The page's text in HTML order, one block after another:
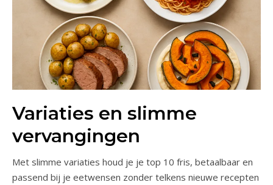
Variaties en slimme
vervangingen
Met slimme variaties houd je je top 10 fris, betaalbaar en
passend bij je eetwensen zonder telkens nieuwe recepten